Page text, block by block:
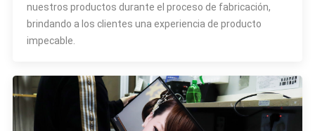
nuestros productos durante el proceso de fabricación,
brindando a los clientes una experiencia de producto
impecable.